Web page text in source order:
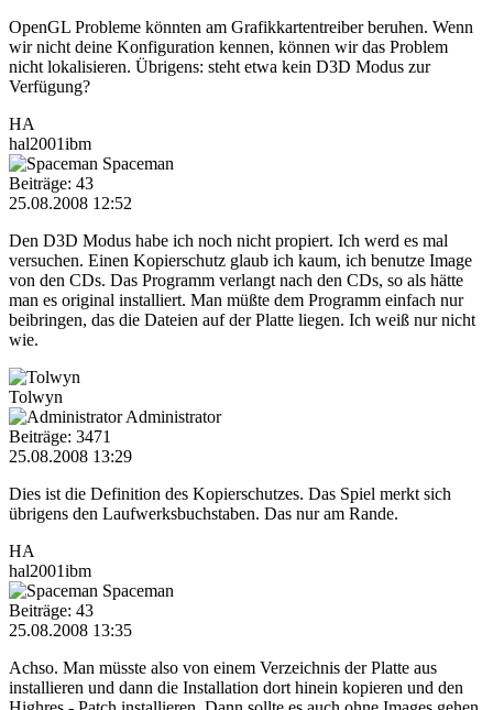
OpenGL Probleme könnten am Grafikkartentreiber beruhen. Wenn
wir nicht deine Konfiguration kennen, können wir das Problem
nicht lokalisieren. Übrigens: steht etwa kein D3D Modus zur
Verfügung?
HA
hal2001ibm
Spaceman
Beiträge: 43
25.08.2008 12:52
Den D3D Modus habe ich noch nicht propiert. Ich werd es mal
versuchen. Einen Kopierschutz glaub ich kaum, ich benutze Image
von den CDs. Das Programm verlangt nach den CDs, so als hätte
man es original installiert. Man müßte dem Programm einfach nur
beibringen, das die Dateien auf der Platte liegen. Ich weiß nur nicht
wie.
Tolwyn
Administrator
Beiträge: 3471
25.08.2008 13:29
Dies ist die Definition des Kopierschutzes. Das Spiel merkt sich
übrigens den Laufwerksbuchstaben. Das nur am Rande.
HA
hal2001ibm
Spaceman
Beiträge: 43
25.08.2008 13:35
Achso. Man müsste also von einem Verzeichnis der Platte aus
installieren und dann die Installation dort hinein kopieren und den